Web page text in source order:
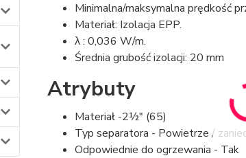
Minimalna/maksymalna prędkość
Materiał: Izolacja EPP.
λ : 0,036 W/m.
Średnia grubość izolacji: 20 mm
Atrybuty
Materiał -2½" (65)
Typ separatora - Powietrze /
Odpowiednie do ogrzewania - Tak